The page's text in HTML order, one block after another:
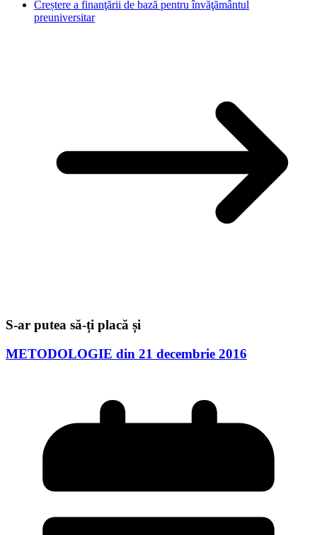
Creștere a finanţării de bază pentru învăţământul
preuniversitar
S-ar putea să-ți placă și
METODOLOGIE din 21 decembrie 2016